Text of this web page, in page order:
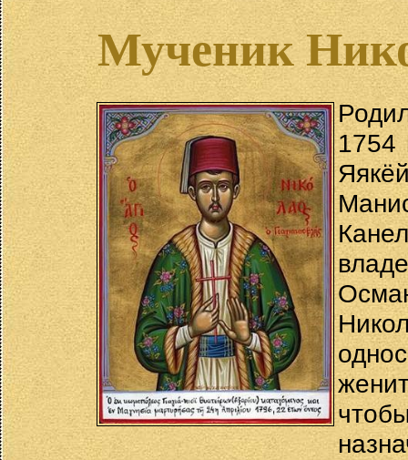
Мученик
1754